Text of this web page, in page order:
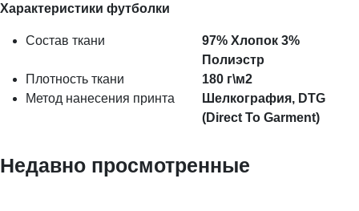
Характеристики футболки
Состав ткани
97% Хлопок 3%
Полиэстр
Плотность ткани
180 г\м2
Метод нанесения принта
Шелкография, DTG
(Direct To Garment)
Недавно просмотренные